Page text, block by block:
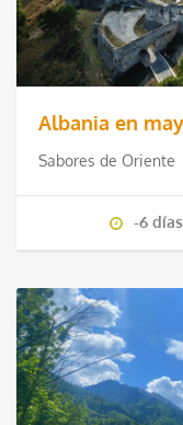
Albania en
Sabores de Oriente
-6 días